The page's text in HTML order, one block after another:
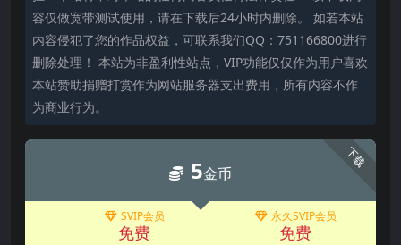
容仅做宽带测试使用，请在下载后24小时内删除。 如若本站
内容侵犯了您的作品权益，可联系我们QQ：751166800进行
删除处理！ 本站为非盈利性站点，VIP功能仅仅作为用户喜欢
本站赞助捐赠打赏作为网站服务器支出费用，所有内容不作
为商业行为。
下载
5金币
SVIP会员
免费
永久SVIP会员
免费